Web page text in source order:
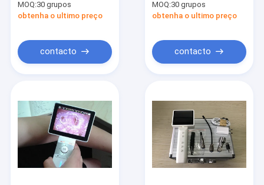
video de Digitas do
corpo humano com o
LCD USB da cor
MOQ:30 grupos
obtenha o ultimo preço
contacto
video de Digitas da
câmera da orelha de
MOQ:30 grupos
obtenha o ultimo preço
contacto